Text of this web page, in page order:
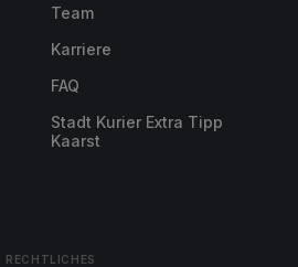
Team
Karriere
FAQ
Stadt Kurier Extra Tipp
Kaarst
RECHTLICHES